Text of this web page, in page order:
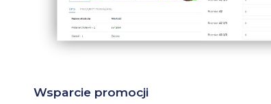
Wsparcie promocji